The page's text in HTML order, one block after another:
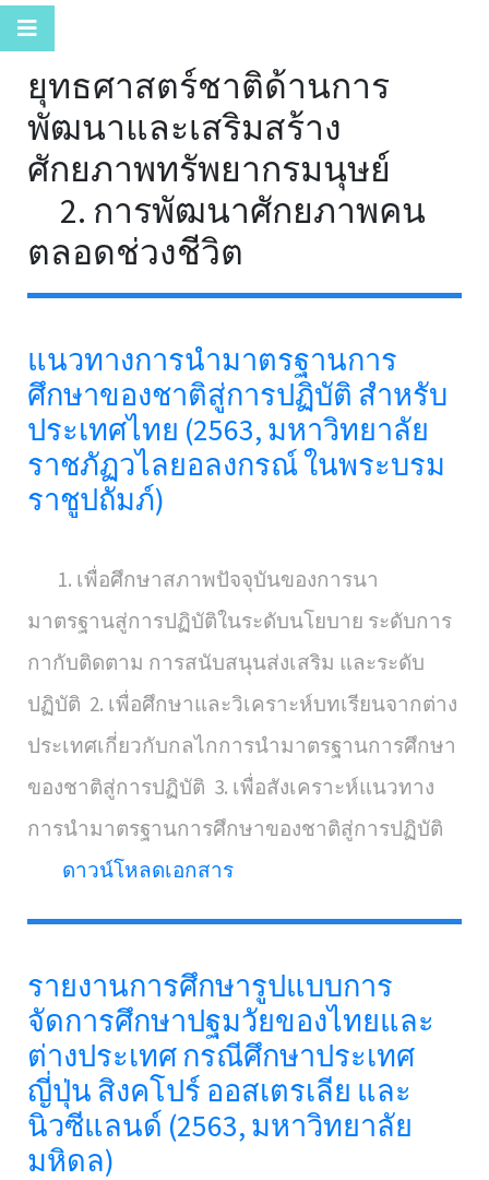
ยุทธศาสตร์ชาติด้านการ
พัฒนาและเสริมสร้าง
ศักยภาพทรัพยากรมนุษย์
2. การพัฒนาศักยภาพคน
ตลอดช่วงชีวิต
แนวทางการนำมาตรฐานการ
ศึกษาของชาติสู่การปฏิบัติ สำหรับ
ประเทศไทย (2563, มหาวิทยาลัย
ราชภัฏวไลยอลงกรณ์ ในพระบรม
ราชูปถัมภ์)
1. เพื่อศึกษาสภาพปัจจุบันของการนา
มาตรฐานสู่การปฏิบัติในระดับนโยบาย ระดับการ
กากับติดตาม การสนับสนุนส่งเสริม และระดับ
ปฏิบัติ 2. เพื่อศึกษาและวิเคราะห์บทเรียนจากต่าง
ประเทศเกี่ยวกับกลไกการนำมาตรฐานการศึกษา
ของชาติสู่การปฏิบัติ 3. เพื่อสังเคราะห์แนวทาง
การนำมาตรฐานการศึกษาของชาติสู่การปฏิบัติ
ดาวน์โหลดเอกสาร
รายงานการศึกษารูปแบบการ
จัดการศึกษาปฐมวัยของไทยและ
ต่างประเทศ กรณีศึกษาประเทศ
ญี่ปุ่น สิงคโปร์ ออสเตรเลีย และ
นิวซีแลนด์ (2563, มหาวิทยาลัย
มหิดล)